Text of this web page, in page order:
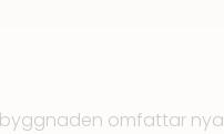
omfattar nya